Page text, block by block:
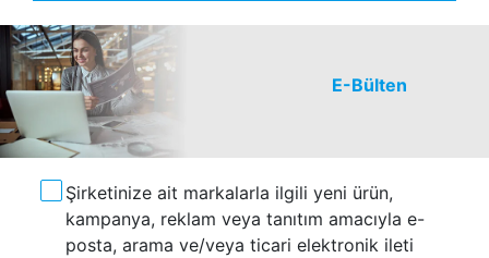
E-Bülten
Şirketinize ait markalarla ilgili yeni ürün,
kampanya, reklam veya tanıtım amacıyla e-
posta, arama ve/veya ticari elektronik ileti